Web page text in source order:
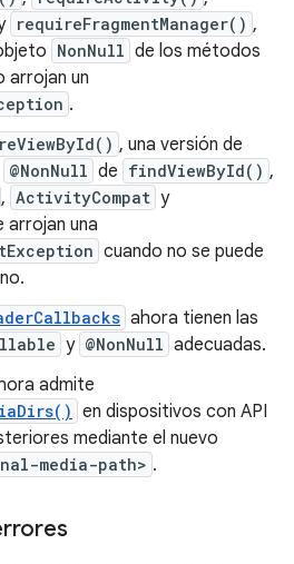
requireFragmentManager() ,
NonNull de los métodos
arrojan un
.
, una versión de
@NonNull de findViewById() ,
, ActivityCompat y
arrojan una
cuando no se puede
ahora tienen las
y @NonNull adecuadas.
admite
en dispositivos con API
mediante el nuevo
media-path> .